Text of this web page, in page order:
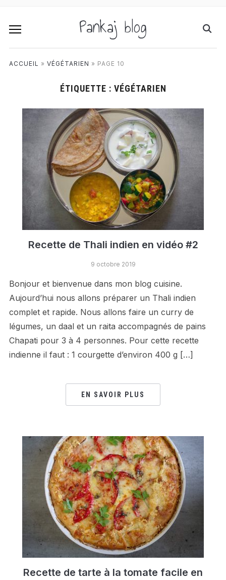
Pankaj blog
ACCUEIL » VÉGÉTARIEN » PAGE 10
ÉTIQUETTE : VÉGÉTARIEN
Recette de Thali indien en vidéo #2
9 octobre 2019
Bonjour et bienvenue dans mon blog cuisine.
Aujourd’hui nous allons préparer un Thali indien
complet et rapide. Nous allons faire un curry de
légumes, un daal et un raita accompagnés de pains
Chapati pour 3 à 4 personnes. Pour cette recette
indienne il faut : 1 courgette d’environ 400 g […]
EN SAVOIR PLUS
Recette de tarte à la tomate facile en